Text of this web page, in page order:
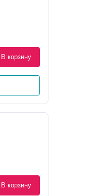
В корзину
В корзину